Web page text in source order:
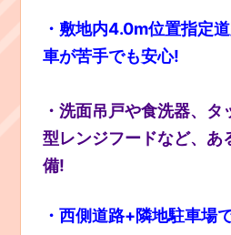
・敷地内4.0m位置指定
車が苦手でも安心!
・洗面吊戸や食洗器、
型レンジフードなど、あ
備!
・西側道路+隣地駐車場